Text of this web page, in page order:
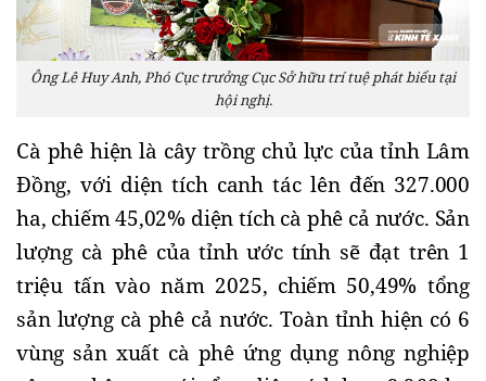
Ông Lê Huy Anh, Phó Cục trưởng Cục Sở hữu trí tuệ phát biểu tại
hội nghị.
Cà phê hiện là cây trồng chủ lực của tỉnh Lâm
Đồng, với diện tích canh tác lên đến 327.000
ha, chiếm 45,02% diện tích cà phê cả nước. Sản
lượng cà phê của tỉnh ước tính sẽ đạt trên 1
triệu tấn vào năm 2025, chiếm 50,49% tổng
sản lượng cà phê cả nước. Toàn tỉnh hiện có 6
vùng sản xuất cà phê ứng dụng nông nghiệp